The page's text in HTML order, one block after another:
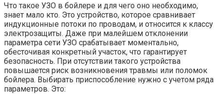
Что такое УЗО в бойлере и для чего оно необходимо,
знает мало кто. Это устройство, которое сравнивает
индукционные потоки по проводам, и относится к классу
электрозащиты. Даже при малейшем отклонении
параметра сети УЗО срабатывает моментально,
обесточивая конкретный участок, что гарантирует
безопасность. При отсутствии такого устройства
повышается риск возникновения травмы или поломок
бойлера. Выбирать приспособление нужно с учетом ряда
параметров. Это: